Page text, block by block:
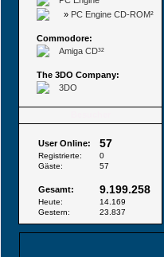
» PC Engine CD-ROM²
Commodore:
Amiga CD³²
The 3DO Company:
3DO
User Online: 57
Registrierte:
0
Gäste:
57
Gesamt: 9.199.258
Heute:
14.169
Gestern:
23.837